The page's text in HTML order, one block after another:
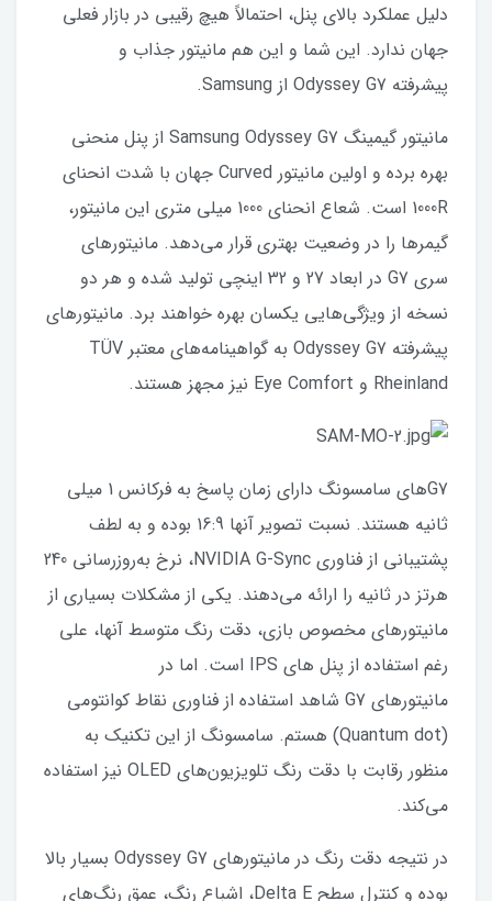
دلیل عملکرد بالای پنل، احتمالاً هیچ رقیبی در بازار فعلی
جهان ندارد. این شما و این هم مانیتور جذاب و
پیشرفته Odyssey G7 از Samsung.
مانیتور گیمینگ Samsung Odyssey G7 از پنل منحنی
بهره برده و اولین مانیتور Curved جهان با شدت انحنای
1000R است. شعاع انحنای 1000 میلی متری این مانیتور،
گیمرها را در وضعیت بهتری قرار می‌دهد. مانیتورهای
سری G7 در ابعاد 27 و 32 اینچی تولید شده و هر دو
نسخه از ویژگی‌هایی یکسان بهره خواهند برد. مانیتورهای
پیشرفته Odyssey G7 به گواهینامه‌های معتبر TÜV
Rheinland و Eye Comfort نیز مجهز هستند.
G7های سامسونگ دارای زمان پاسخ به فرکانس 1 میلی
ثانیه هستند. نسبت تصویر آنها 16:9 بوده و به لطف
پشتیبانی از فناوری NVIDIA G-Sync، نرخ به‌روزرسانی 240
هرتز در ثانیه را ارائه می‌دهند. یکی از مشکلات بسیاری از
مانیتورهای مخصوص بازی، دقت رنگ متوسط آنها، علی
رغم استفاده از پنل های IPS است. اما در
مانیتورهای G7 شاهد استفاده از فناوری نقاط کوانتومی
(Quantum dot) هستم. سامسونگ از این تکنیک به
منظور رقابت با دقت رنگ تلویزیون‌های OLED نیز استفاده
می‌کند.
در نتیجه دقت رنگ در مانیتورهای Odyssey G7 بسیار بالا
بوده و کنترل سطح Delta E، اشباع رنگ، عمق رنگ‌های